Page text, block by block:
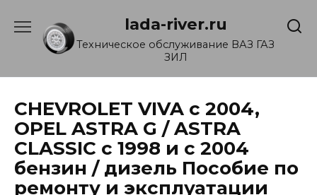
содержанию
lada-river.ru
Техническое обслуживание ВАЗ ГАЗ
ЗИЛ
CHEVROLET VIVA с 2004,
OPEL ASTRA G / ASTRA
CLASSIC с 1998 и с 2004
бензин / дизель Пособие по
ремонту и эксплуатации